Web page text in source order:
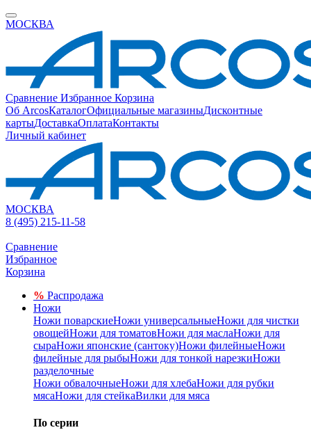
МОСКВА
Сравнение Избранное Корзина
Об ArcosКаталогОфициальные магазиныДисконтные
картыДоставкаОплатаКонтакты
Личный кабинет
МОСКВА
8 (495) 215-11-58
Сравнение
Избранное
Корзина
% Распродажа
Ножи
Ножи поварскиеНожи универсальныеНожи для чистки
овощейНожи для томатовНожи для маслаНожи для
сыраНожи японские (сантоку)Ножи филейныеНожи
филейные для рыбыНожи для тонкой нарезкиНожи
разделочные
Ножи обвалочныеНожи для хлебаНожи для рубки
мясаНожи для стейкаВилки для мяса
По серии